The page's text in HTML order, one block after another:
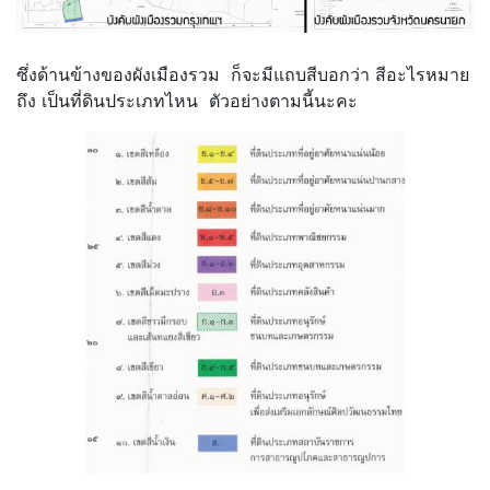
ซึ่งด้านข้างของผังเมืองรวม ก็จะมีแถบสีบอกว่า สีอะไรหมาย
ถึง เป็นที่ดินประเภทไหน ตัวอย่างตามนี้นะคะ